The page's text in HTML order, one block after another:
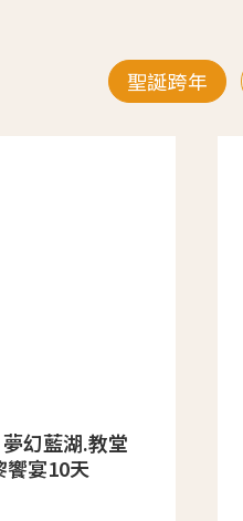
聖誕跨年
幻藍湖.教堂
饗宴10天